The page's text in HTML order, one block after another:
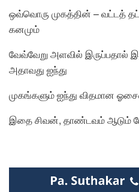
ஒவ்வொரு முகத்தின் – வட்டத்
கனமும்
வேவ்வேறு அளவில் இருப்பதால்
அதாவது ஐந்து
முகங்களும் ஐந்து விதமான
இதை சிவன், தாண்டவம் ஆடும்